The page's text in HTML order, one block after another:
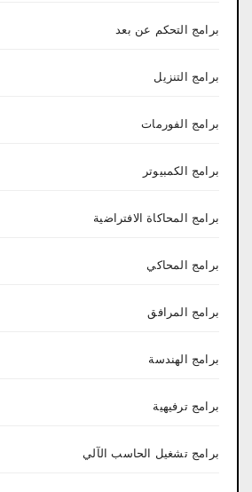
برامج التحكم عن بعد
برامج التنزيل
برامج الفورمات
برامج الكمبيوتر
برامج المحاكاة الافتراضية
برامج المحاكي
برامج المرافق
برامج الهندسة
برامج ترفيهية
برامج تشغيل الحاسب الآلي